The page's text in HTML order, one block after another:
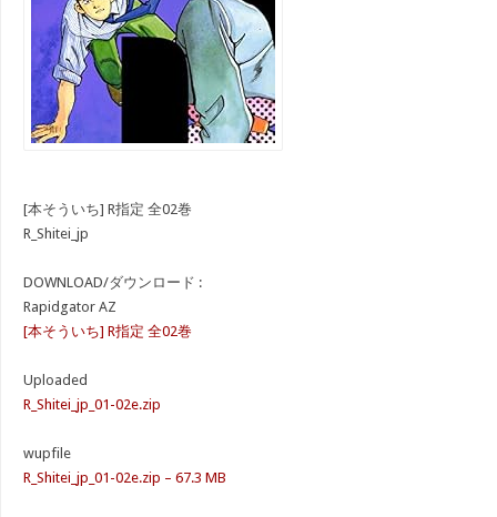
[本そういち] R指定 全02巻
R_Shitei_jp
DOWNLOAD/ダウンロード :
Rapidgator AZ
[本そういち] R指定 全02巻
Uploaded
R_Shitei_jp_01-02e.zip
wupfile
R_Shitei_jp_01-02e.zip – 67.3 MB